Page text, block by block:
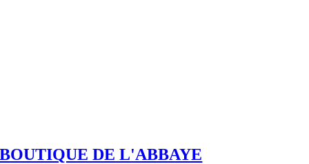
BOUTIQUE DE L'ABBAYE